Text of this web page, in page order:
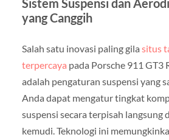
yang Canggih
Salah satu inovasi paling gila situs
terpercaya pada Porsche 911 GT3
adalah pengaturan suspensi yang
Anda dapat mengatur tingkat
suspensi secara terpisah langsung
kemudi. Teknologi ini